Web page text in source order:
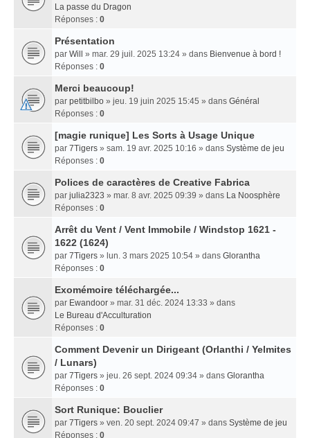
La passe du Dragon
Réponses : 0
Présentation
par Will » mar. 29 juil. 2025 13:24 » dans Bienvenue à bord !
Réponses : 0
Merci beaucoup!
par petitbilbo » jeu. 19 juin 2025 15:45 » dans Général
Réponses : 0
[magie runique] Les Sorts à Usage Unique
par 7Tigers » sam. 19 avr. 2025 10:16 » dans Système de jeu
Réponses : 0
Polices de caractères de Creative Fabrica
par julia2323 » mar. 8 avr. 2025 09:39 » dans La Noosphère
Réponses : 0
Arrêt du Vent / Vent Immobile / Windstop 1621 -
1622 (1624)
par 7Tigers » lun. 3 mars 2025 10:54 » dans Glorantha
Réponses : 0
Exomémoire téléchargée...
par Ewandoor » mar. 31 déc. 2024 13:33 » dans
Le Bureau d'Acculturation
Réponses : 0
Comment Devenir un Dirigeant (Orlanthi / Yelmites
/ Lunars)
par 7Tigers » jeu. 26 sept. 2024 09:34 » dans Glorantha
Réponses : 0
Sort Runique: Bouclier
par 7Tigers » ven. 20 sept. 2024 09:47 » dans Système de jeu
Réponses : 0